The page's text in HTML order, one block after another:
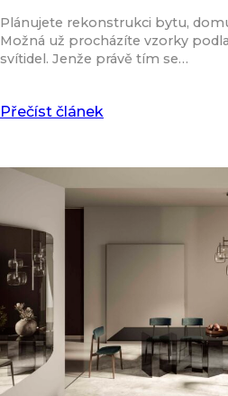
Plánujete rekonstrukci bytu,
Možná už procházíte vzorky
svítidel. Jenže právě tím se…
Přečíst článek